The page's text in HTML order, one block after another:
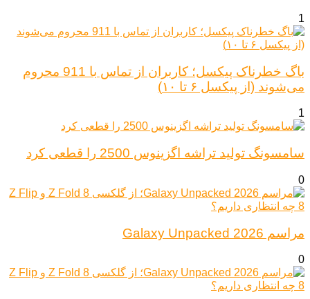
1
باگ خطرناک پیکسل؛ کاربران از تماس با 911 محروم
می‌شوند (از پیکسل ۶ تا ۱۰)
1
سامسونگ تولید تراشه اگزینوس 2500 را قطعی کرد
0
مراسم Galaxy Unpacked 2026
0